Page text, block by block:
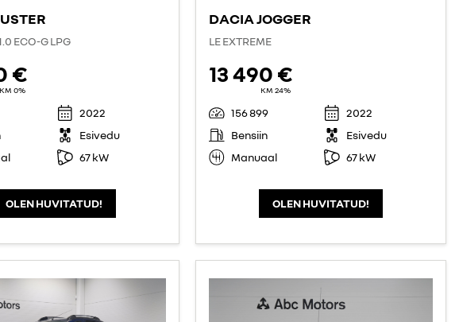
ECO-G LPG
€
KM 0%
2022
Esivedu
67 kW
OLEN HUVITATUD!
DACIA JOGGER
LE EXTREME
13 490 €
KM 24%
156 899
2022
Bensiin
Esivedu
Manuaal
67 kW
OLEN HUVITATUD!